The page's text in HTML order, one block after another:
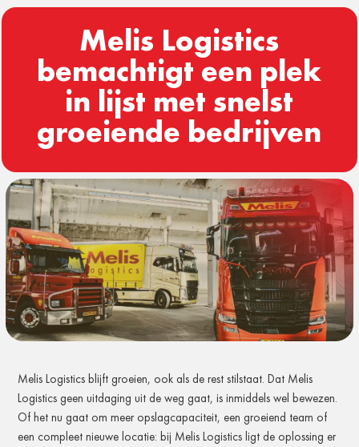
Melis Logistics
bemachtigt een plek
in lijst met snelst
groeiende bedrijven
Melis Logistics blijft groeien, ook als de rest stilstaat. Dat Melis
Logistics geen uitdaging uit de weg gaat, is inmiddels wel bewezen.
Of het nu gaat om meer opslagcapaciteit, een groeiend team of
een compleet nieuwe locatie: bij Melis Logistics ligt de oplossing er